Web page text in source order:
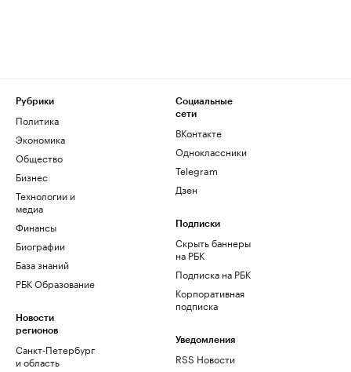
Рубрики
Политика
Экономика
Общество
Бизнес
Технологии и
медиа
Финансы
Биографии
База знаний
РБК Образование
Новости
регионов
Санкт-Петербург
и область
Социальные
сети
ВКонтакте
Одноклассники
Telegram
Дзен
Подписки
Скрыть баннеры
на РБК
Подписка на РБК
Корпоративная
подписка
Уведомления
RSS Новости